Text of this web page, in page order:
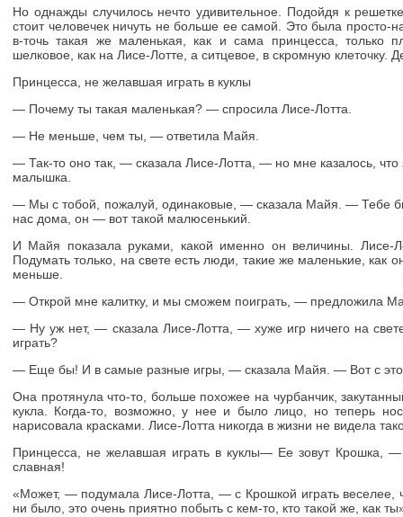
Но однажды случилось нечто удивительное. Подойдя к
стоит человечек ничуть не больше ее самой. Это была просто-
в-точь такая же маленькая, как и сама принцесса, только
шелковое, как на Лисе-Лотте, а ситцевое, в скромную клеточку.
Принцесса, не желавшая играть в куклы
— Почему ты такая маленькая? — спросила Лисе-Лотта.
— Не меньше, чем ты, — ответила Майя.
— Так-то оно так, — сказала Лисе-Лотта, — но мне казалось,
малышка.
— Мы с тобой, пожалуй, одинаковые, — сказала Майя. — Тебе
нас дома, он — вот такой малюсенький.
И Майя показала руками, какой именно он величины. Лисе-
Подумать только, на свете есть люди, такие же маленькие, как
меньше.
— Открой мне калитку, и мы сможем поиграть, — предложила
— Ну уж нет, — сказала Лисе-Лотта, — хуже игр ничего на
играть?
— Еще бы! И в самые разные игры, — сказала Майя. — Вот с
Она протянула что-то, больше похожее на чурбанчик,
кукла. Когда-то, возможно, у нее и было лицо, но теперь
нарисовала красками. Лисе-Лотта никогда в жизни не видела
Принцесса, не желавшая играть в куклы— Ее зовут Крошка,
славная!
«Может, — подумала Лисе-Лотта, — с Крошкой играть веселее,
ни было, это очень приятно побыть с кем-то, кто такой же, как